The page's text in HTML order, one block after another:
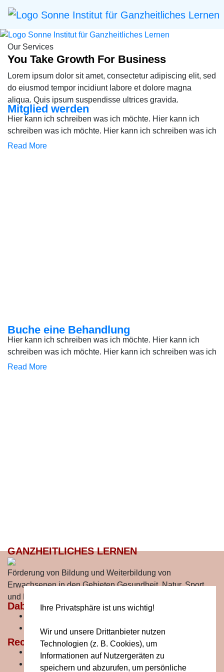
Our Services
You Take Growth For Business
Lorem ipsum dolor sit amet, consectetur adipiscing elit, sed
do eiusmod tempor incidiunt labore et dolore magna
aliqua. Quis ipsum suspendisse ultrices gravida.
Mitglied werden
Hier kann ich schreiben was ich möchte. Hier kann ich
schreiben was ich möchte. Hier kann ich schreiben was ich
Read More
Buche eine Behandlung
Hier kann ich schreiben was ich möchte. Hier kann ich
schreiben was ich möchte. Hier kann ich schreiben was ich
Read More
GANZHEITLICHES LERNEN
Förderung von Bildung und Weiterbildung von
Erwachsenen in den Gebieten Gesundheit, Natur, Sport
und Bewegung.
Dabei sein!
Buche ein Projekt
Rechtliches
Der Verein
Impressum
Ihre Privatsphäre ist uns wichtig!
Wir und unsere Drittanbieter nutzen
Technologien (z. B. Cookies), um
Informationen auf Nutzergeräten zu
speichern und abzurufen, um persönliche